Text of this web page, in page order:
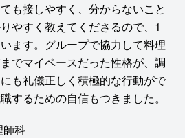
も接しやすく、分からないこと
やすく教えてくださるので、1
ます。グループで協力して料理
でマイペースだった性格が、調
も礼儀正しく積極的な行動がで
するための自信もつきました。
科